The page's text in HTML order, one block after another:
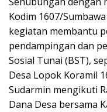
Kodim 1607/
kegiatan membantu
pendampingan dan
Sosial Tunai (BST),
Desa Lopok Koramil
Sudarmin mengikuti
Dana Desa bersama